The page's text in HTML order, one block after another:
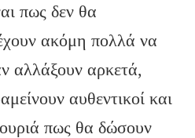
πως δεν θα
ακόμη πολλά να
αλλάξουν αρκετά,
αυθεντικοί και
πως θα δώσουν